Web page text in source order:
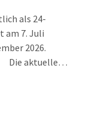
als 24-
am 7. Juli
2026.
Die aktuelle…